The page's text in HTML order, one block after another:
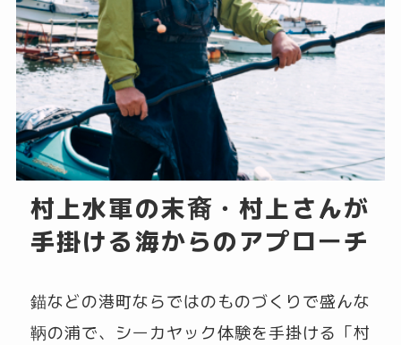
村上水軍の末裔・村上さんが
手掛ける海からのアプローチ
錨などの港町ならではのものづくりで盛んな
鞆の浦で、シーカヤック体験を手掛ける「村